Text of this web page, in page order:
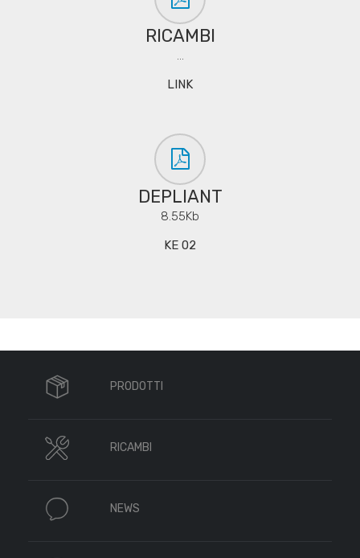
RICAMBI
...
LINK
DEPLIANT
8.55Kb
KE 02
PRODOTTI
RICAMBI
NEWS